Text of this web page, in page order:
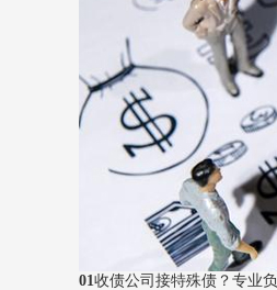
01收债公司接特殊债？ 专业